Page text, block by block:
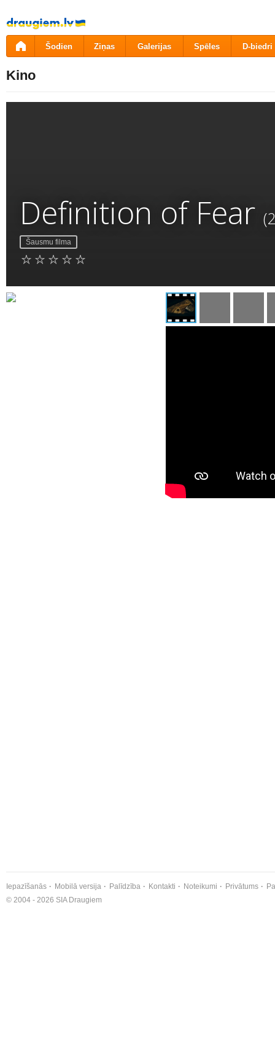
Pāriet
uz
saturu
Šodien Ziņas Galerijas Spēles D-biedri
Kino
Definition of Fear
Šausmu filma
Iepazīšanās Mobilā versija Palīdzība Kontakti Noteikumi Privātums
© 2004 - 2026 SIA Draugiem